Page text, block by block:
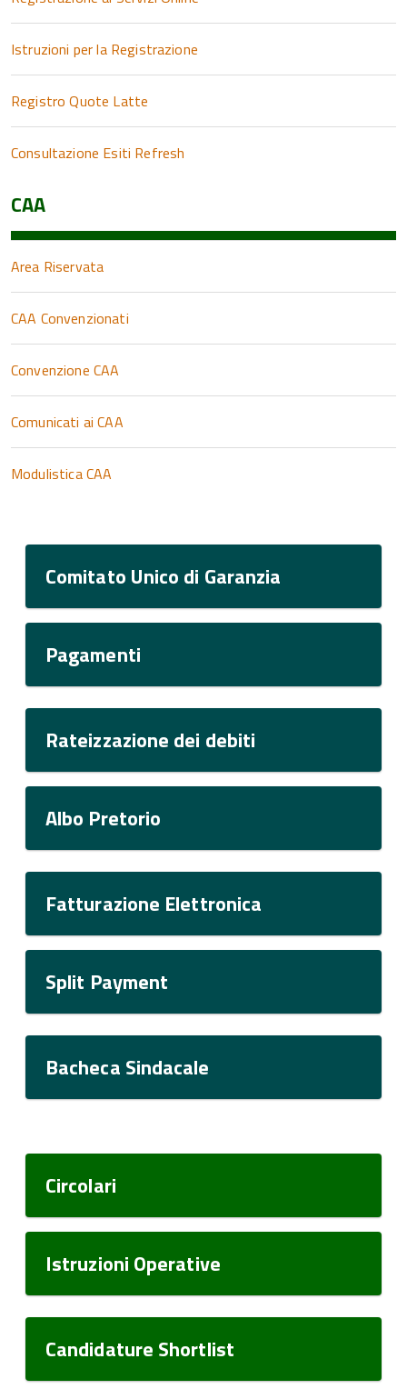
Istruzioni per la Registrazione
Registro Quote Latte
Consultazione Esiti Refresh
CAA
Area Riservata
CAA Convenzionati
Convenzione CAA
Comunicati ai CAA
Modulistica CAA
Comitato Unico di Garanzia
Pagamenti
Rateizzazione dei debiti
Albo Pretorio
Fatturazione Elettronica
Split Payment
Bacheca Sindacale
Circolari
Istruzioni Operative
Candidature Shortlist